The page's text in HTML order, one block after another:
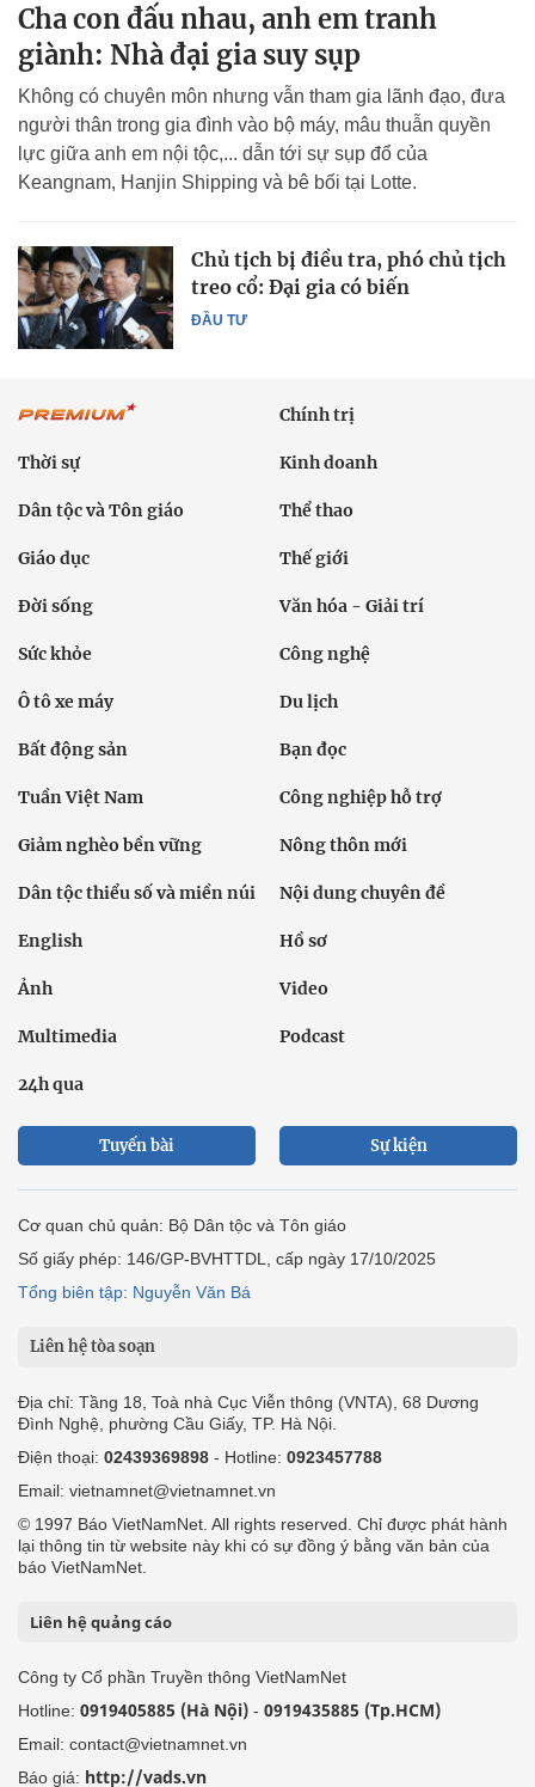
Cha con đấu nhau, anh em tranh
giành: Nhà đại gia suy sụp
Không có chuyên môn nhưng vẫn tham gia lãnh đạo, đưa
người thân trong gia đình vào bộ máy, mâu thuẫn quyền
lực giữa anh em nội tộc,... dẫn tới sự sụp đổ của
Keangnam, Hanjin Shipping và bê bối tại Lotte.
ĐẦU TƯ
Chủ tịch bị điều tra, phó chủ tịch
treo cổ: Đại gia có biến
Chính trị
Thời sự Kinh doanh
Dân tộc và Tôn giáo Thể thao
Giáo dục Thế giới
Đời sống Văn hóa - Giải trí
Sức khỏe Công nghệ
Ô tô xe máy Du lịch
Bất động sản Bạn đọc
Tuần Việt Nam Công nghiệp hỗ trợ
Giảm nghèo bền vững Nông thôn mới
Dân tộc thiểu số và miền núi Nội dung chuyên đề
English Hồ sơ
Ảnh Video
Multimedia Podcast
24h qua
Tuyến bài Sự kiện
Cơ quan chủ quản: Bộ Dân tộc và Tôn giáo
Số giấy phép: 146/GP-BVHTTDL, cấp ngày 17/10/2025
Tổng biên tập: Nguyễn Văn Bá
Liên hệ tòa soạn
Địa chỉ: Tầng 18, Toà nhà Cục Viễn thông (VNTA), 68 Dương
Đình Nghệ, phường Cầu Giấy, TP. Hà Nội.
Điện thoại: 02439369898 - Hotline: 0923457788
Email: vietnamnet@vietnamnet.vn
© 1997 Báo VietNamNet. All rights reserved. Chỉ được phát hành
lại thông tin từ website này khi có sự đồng ý bằng văn bản của
báo VietNamNet.
Liên hệ quảng cáo
Công ty Cổ phần Truyền thông VietNamNet
Hotline: 0919405885 (Hà Nội) - 0919435885 (Tp.HCM)
Email: contact@vietnamnet.vn
Báo giá: http://vads.vn